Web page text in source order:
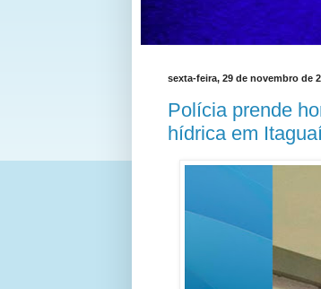
sexta-feira, 29 de novembro de
Polícia prende
hídrica em